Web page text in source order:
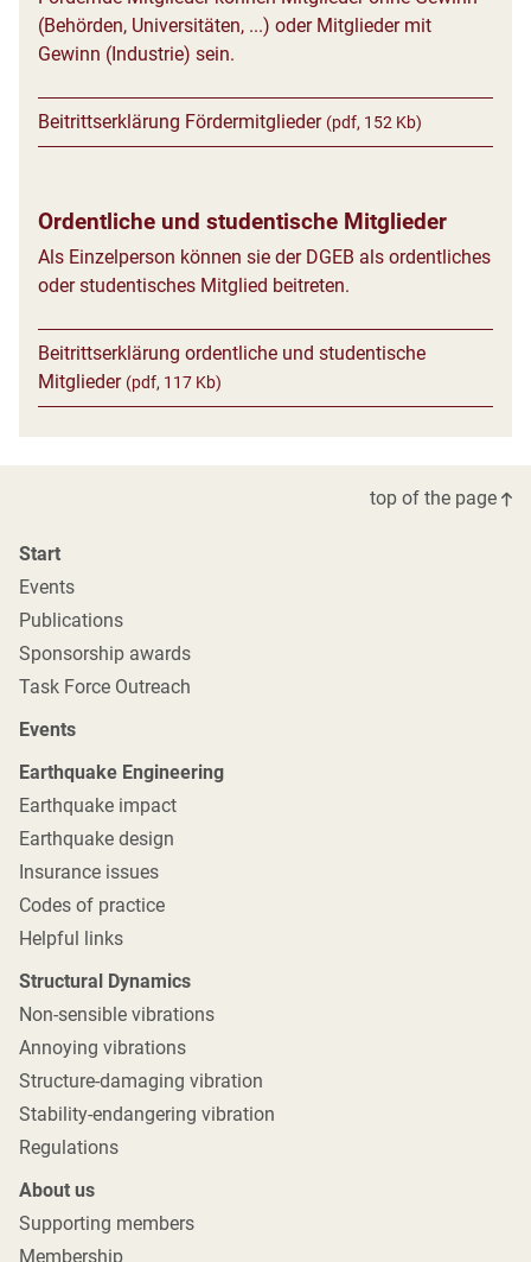
(Behörden, Universitäten, ...) oder Mitglieder mit
Gewinn (Industrie) sein.
Beitrittserklärung Fördermitglieder (pdf, 152 Kb)
Ordentliche und studentische Mitglieder
Als Einzelperson können sie der DGEB als ordentliches
oder studentisches Mitglied beitreten.
Beitrittserklärung ordentliche und studentische
Mitglieder (pdf, 117 Kb)
top of the page
Start
Events
Publications
Sponsorship awards
Task Force Outreach
Events
Earthquake Engineering
Earthquake impact
Earthquake design
Insurance issues
Codes of practice
Helpful links
Structural Dynamics
Non-sensible vibrations
Annoying vibrations
Structure-damaging vibration
Stability-endangering vibration
Regulations
About us
Supporting members
Membership